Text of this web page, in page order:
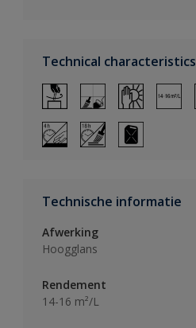
Technical characteristics
Technische informatie
Afwerking
Hoogglans
Rendement
14-16 m²/L